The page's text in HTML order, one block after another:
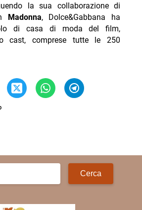
la sua collaborazione di
Madonna, Dolce&Gabbana ha
di casa di moda del film,
cast, comprese tutte le 250